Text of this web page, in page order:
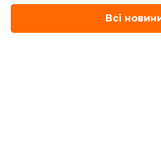
Всі